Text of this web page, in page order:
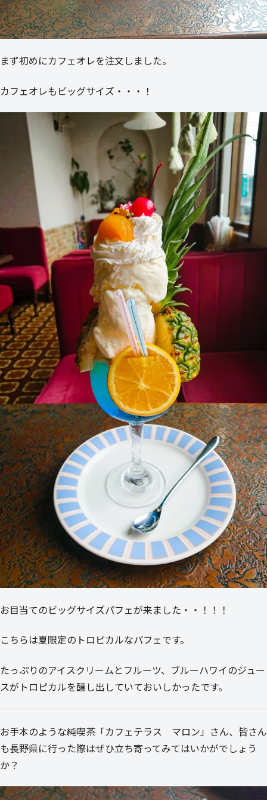
まず初めにカフェオレを注文しました。
カフェオレもビッグサイズ・・・！
お目当てのビッグサイズパフェが来ました・・！！！
こちらは夏限定のトロピカルなパフェです。
たっぷりのアイスクリームとフルーツ、ブルーハワイのジュー
スがトロピカルを醸し出していておいしかったです。
お手本のような純喫茶「カフェテラス マロン」さん、皆さん
も長野県に行った際はぜひ立ち寄ってみてはいかがでしょう
か？